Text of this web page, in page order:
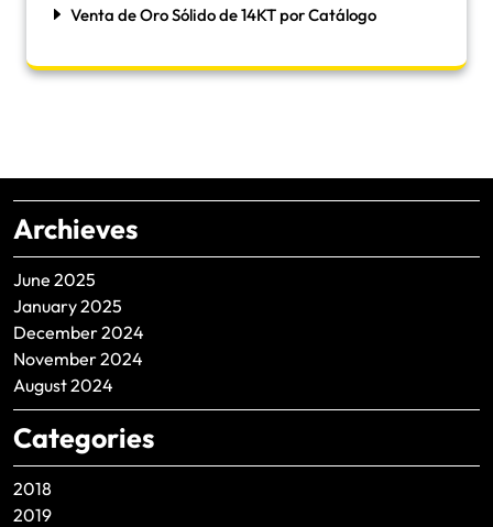
Venta de Oro Sólido de 14KT por Catálogo
Archieves
June 2025
January 2025
December 2024
November 2024
August 2024
Categories
2018
2019